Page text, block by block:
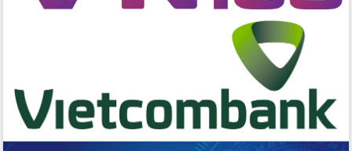
Đắk Lắk phát động hưởng ứng Ngày
hai con số trong năm 2026
Tổ chức trang trọng Lễ hội Đền thờ
Lương Văn Chánh năm 2026